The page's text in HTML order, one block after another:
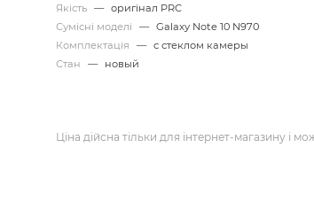
Якість — оригінал PRC
Сумісні моделі
— Galaxy Note 10 N970
Комплектація
— с стеклом камеры
Стан
— новый
Ціна дійсна тільки для інтернет-магазину і